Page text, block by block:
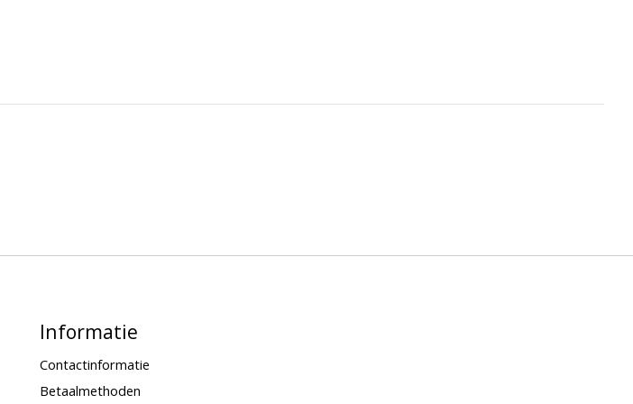
Informatie
Contactinformatie
Betaalmethoden